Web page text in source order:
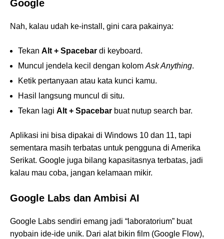
Google
Nah, kalau udah ke-install, gini cara pakainya:
Tekan Alt + Spacebar di keyboard.
Muncul jendela kecil dengan kolomAsk Anything.
Ketik pertanyaan atau kata kunci kamu.
Hasil langsung muncul di situ.
Tekan lagi Alt + Spacebar buat nutup search bar.
Aplikasi ini bisa dipakai di Windows 10 dan 11, tapi
sementara masih terbatas untuk pengguna di Amerika
Serikat. Google juga bilang kapasitasnya terbatas, jadi
kalau mau coba, jangan kelamaan mikir.
Google Labs dan Ambisi AI
Google Labs sendiri emang jadi “laboratorium” buat
nyobain ide-ide unik. Dari alat bikin film (Google Flow),